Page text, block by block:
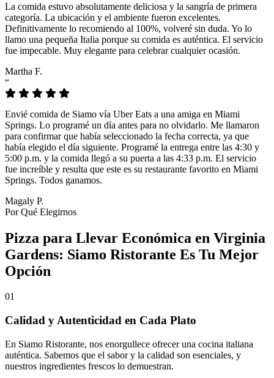
La comida estuvo absolutamente deliciosa y la sangría de primera
categoría. La ubicación y el ambiente fueron excelentes.
Definitivamente lo recomiendo al 100%, volveré sin duda. Yo lo
llamo una pequeña Italia porque su comida es auténtica. El servicio
fue impecable. Muy elegante para celebrar cualquier ocasión.
Martha F.
“
Envié comida de Siamo vía Uber Eats a una amiga en Miami
Springs. Lo programé un día antes para no olvidarlo. Me llamaron
para confirmar que había seleccionado la fecha correcta, ya que
había elegido el día siguiente. Programé la entrega entre las 4:30 y
5:00 p.m. y la comida llegó a su puerta a las 4:33 p.m. El servicio
fue increíble y resulta que este es su restaurante favorito en Miami
Springs. Todos ganamos.
Magaly P.
Por Qué Elegirnos
Pizza para Llevar Económica en Virginia
Gardens: Siamo Ristorante Es Tu Mejor
Opción
01
Calidad y Autenticidad en Cada Plato
En Siamo Ristorante, nos enorgullece ofrecer una cocina italiana
auténtica. Sabemos que el sabor y la calidad son esenciales, y
nuestros ingredientes frescos lo demuestran.